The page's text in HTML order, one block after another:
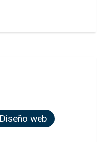
Diseño web